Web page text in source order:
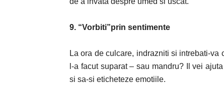
9. “Vorbiti”prin sentimente
La ora de culcare, indrazniti si intrebati-
l-a facut suparat – sau mandru? Il vei
si sa-si eticheteze emotiile.